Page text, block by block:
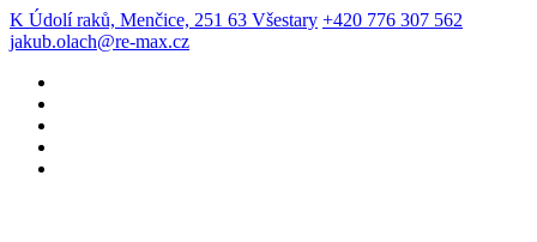
K Údolí raků, Menčice, 251 63 Všestary +420 776 307 562
jakub.olach@re-max.cz